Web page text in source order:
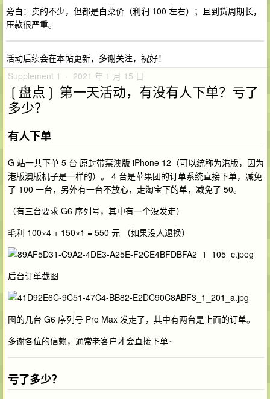
旁白：卖的不少，但都是白菜价（利润 100 左右）；且到货周期长，
压款很严重。
活动后续会在本帖更新，多谢关注，祝好！
Supplement 1 · 2021 年 1 月 15 日
❲盘点❳ 第一天活动，有没有人下单？亏了
多少？
有人下单
G 站一共下单 5 台 原封带票澳版 iPhone 12（可以统称为港版，因为
港版澳版机子是一样的）。 4 台是苹果团的订单系统直接下单，减免
了 100 一台，另外有一台不放心，走淘宝下的单，减免了 50。
（有三台要求 G6 序列号，其中有一个没发走）
毛利 100×4 + 150×1 = 550 元 （如果没人退换）
后台订单截图
囤的几台 G6 序列号 Pro Max 发走了，其中有两台是上面的订单。
多谢各位的信赖，通常老客户才会直接下单~
亏了多少？